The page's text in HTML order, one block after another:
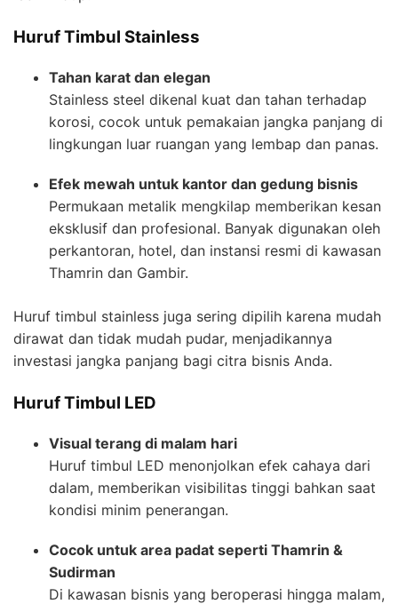
Huruf Timbul Stainless
Tahan karat dan elegan
Stainless steel dikenal kuat dan tahan terhadap
korosi, cocok untuk pemakaian jangka panjang di
lingkungan luar ruangan yang lembap dan panas.
Efek mewah untuk kantor dan gedung bisnis
Permukaan metalik mengkilap memberikan kesan
eksklusif dan profesional. Banyak digunakan oleh
perkantoran, hotel, dan instansi resmi di kawasan
Thamrin dan Gambir.
Huruf timbul stainless juga sering dipilih karena mudah
dirawat dan tidak mudah pudar, menjadikannya
investasi jangka panjang bagi citra bisnis Anda.
Huruf Timbul LED
Visual terang di malam hari
Huruf timbul LED menonjolkan efek cahaya dari
dalam, memberikan visibilitas tinggi bahkan saat
kondisi minim penerangan.
Cocok untuk area padat seperti Thamrin &
Sudirman
Di kawasan bisnis yang beroperasi hingga malam,